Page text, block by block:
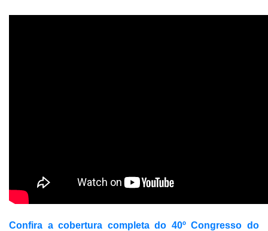
Confira a cobertura completa do 40º Congresso do